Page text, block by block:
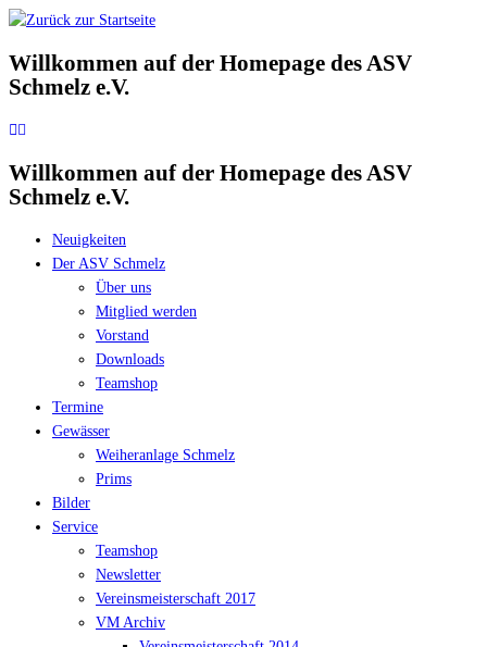
Zum
springen
Willkommen auf der Homepage des ASV
Schmelz e.V.
Willkommen auf der Homepage des ASV
Schmelz e.V.
Neuigkeiten
Der ASV Schmelz
Über uns
Mitglied werden
Vorstand
Downloads
Teamshop
Termine
Gewässer
Weiheranlage Schmelz
Prims
Bilder
Service
Teamshop
Newsletter
Vereinsmeisterschaft 2017
VM Archiv